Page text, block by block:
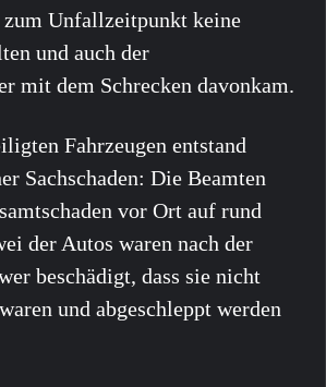
zum Unfallzeitpunkt keine
und auch der
mit dem Schrecken davonkam.
Fahrzeugen entstand
Sachschaden: Die Beamten
vor Ort auf rund
der Autos waren nach der
beschädigt, dass sie nicht
und abgeschleppt werden